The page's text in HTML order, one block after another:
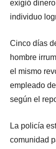
exigió
individuo
Cinco días
hombre
el mismo
empleado
según el
La policía
comunidad